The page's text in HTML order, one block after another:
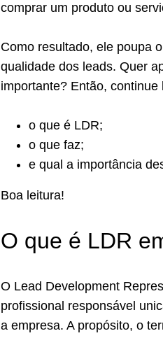
comprar um produto ou
Como resultado, ele poupa
qualidade dos leads. Quer
importante? Então,
o que é LDR;
o que faz;
e qual a importância
Boa leitura!
O que é LDR
O Lead Development
profissional responsável
a empresa. A propósito, o